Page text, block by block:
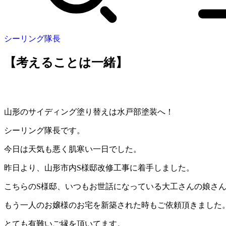
シーリング隊長
【考えることは一緒】
山形のサイディング塗り替えは水戸部塗装へ！
シーリング隊長です。
今日は天気も悪く肌寒い一日でした。
昨日より、山形市内S様邸改修工事に着手しました。
こちらのS様邸、いつもお世話になっている大工さんの娘さん
もう一人のお嬢様のお宅を新築された時もご依頼頂きました。
とても有難いご縁を頂いてます。